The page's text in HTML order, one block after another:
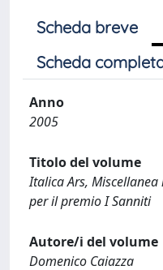
Scheda breve
Scheda
Anno
2005
Titolo del volume
Italica Ars,
per il premio I Sanniti
Autore/i del volume
Domenico Caiazza